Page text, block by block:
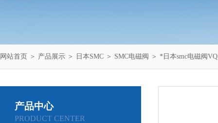
网站首页 ＞ 产品展示 ＞ 日本SMC ＞ SMC电磁阀 ＞ *日本smc电磁阀
产品中心
PRODUCT CENTER